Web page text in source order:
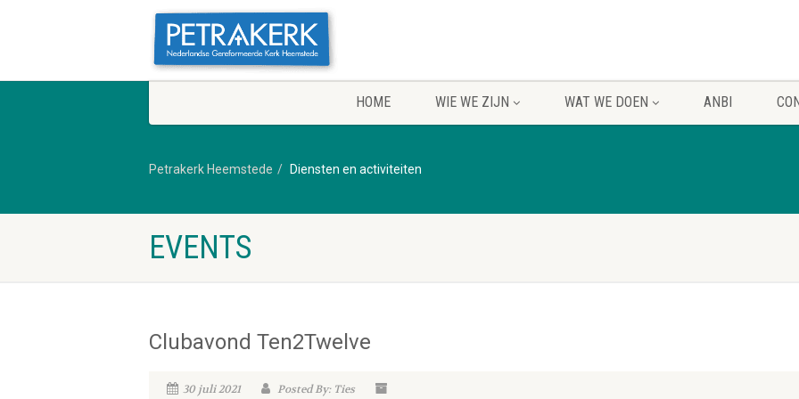
HOME WIE WE ZIJN WAT WE DOEN ANBI
Petrakerk Heemstede Diensten en activiteiten
EVENTS
Clubavond Ten2Twelve
30 juli 2021 Posted By: Ties